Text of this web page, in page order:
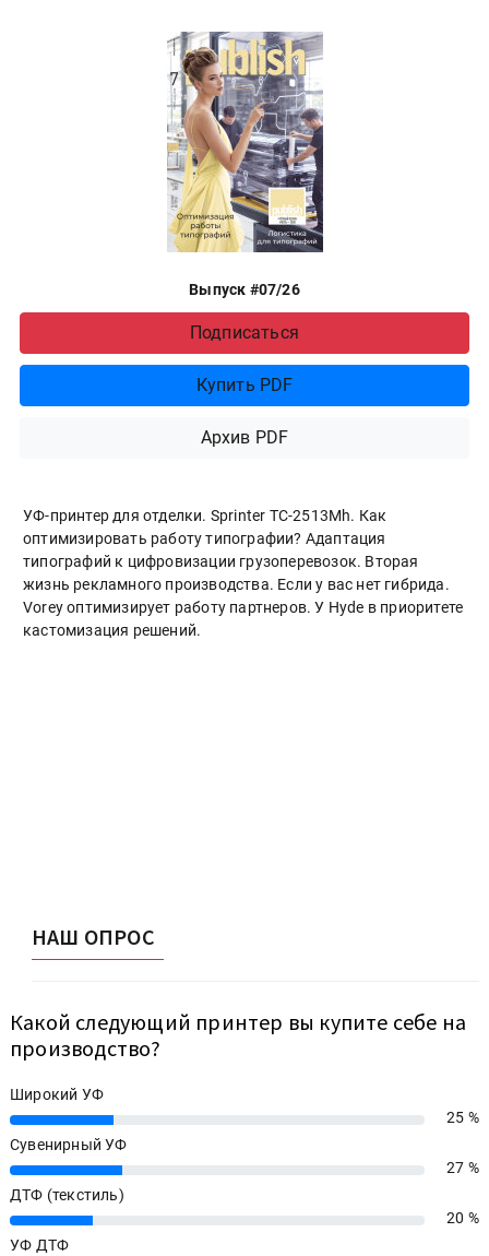
Выпуск #07/26
Подписаться
Купить PDF
Архив PDF
УФ-принтер для отделки. Sprinter ТС-2513Mh. Как
оптимизировать работу типографии? Адаптация
типографий к цифровизации грузоперевозок. Вторая
жизнь рекламного производства. Если у вас нет гибрида.
Vorey оптимизирует работу партнеров. У Hyde в приоритете
кастомизация решений.
НАШ ОПРОС
Какой следующий принтер вы купите себе на
производство?
Широкий УФ
25%
25 %
Сувенирный УФ
27%
27 %
ДТФ (текстиль)
20%
20 %
УФ ДТФ